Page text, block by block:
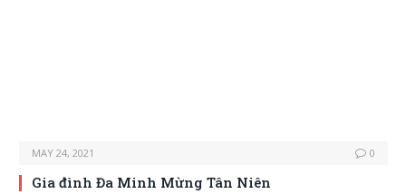
MAY 24, 2021 0
Gia đình Đa Minh Mừng Tân Niên